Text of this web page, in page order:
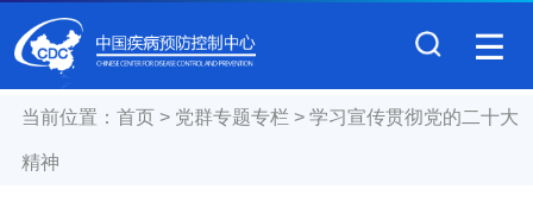
当前位置： 首页> 党群专题专栏 > 学习宣传贯彻党的二十大
精神